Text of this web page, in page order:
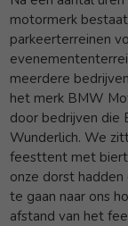
motormerk
parkeerterreinen
meerdere
het merk BMW
door bedrijven die
Wunderlich. We
feesttent met
onze dorst
te gaan naar ons
afstand van het